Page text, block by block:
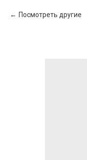
Посмотреть другие